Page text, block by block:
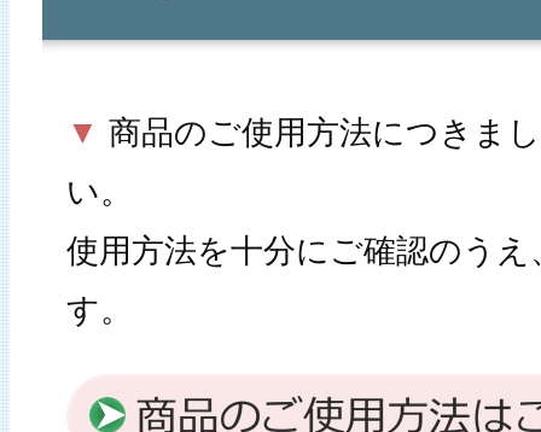
▼ 商品のご使用方法につきま
い。
使用方法を十分にご確認のう
す。